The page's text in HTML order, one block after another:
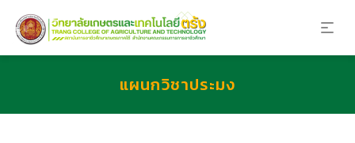
แผนกวิชาประมง